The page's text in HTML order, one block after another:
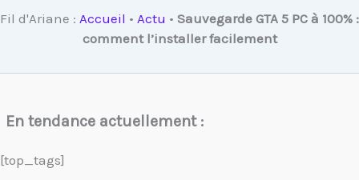
Fil d'Ariane : Accueil • Actu • Sauvegarde GTA 5 PC à 100% :
comment l’installer facilement
En tendance actuellement :
[top_tags]